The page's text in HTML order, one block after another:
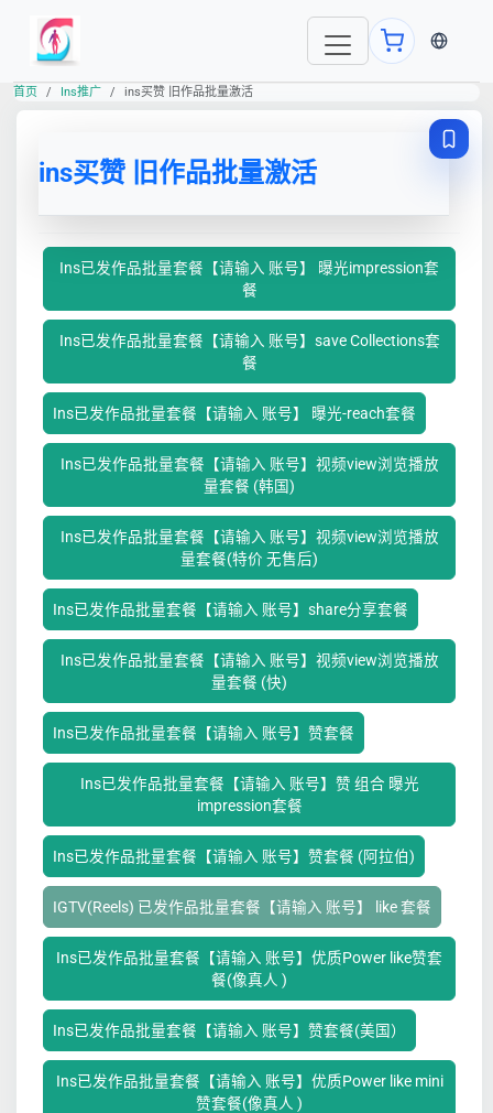
当前语
首页 Ins推广 ins买赞 旧作品批量激活
ins买赞 旧作品批量激活
Ins已发作品批量套餐【请输入 账号】 曝光impression套
餐
Ins已发作品批量套餐【请输入 账号】save Collections套
餐
Ins已发作品批量套餐【请输入 账号】 曝光-reach套餐
Ins已发作品批量套餐【请输入 账号】视频view浏览播放
量套餐 (韩国)
Ins已发作品批量套餐【请输入 账号】视频view浏览播放
量套餐(特价 无售后)
Ins已发作品批量套餐【请输入 账号】share分享套餐
Ins已发作品批量套餐【请输入 账号】视频view浏览播放
量套餐 (快)
Ins已发作品批量套餐【请输入 账号】赞套餐
Ins已发作品批量套餐【请输入 账号】赞 组合 曝光
impression套餐
Ins已发作品批量套餐【请输入 账号】赞套餐 (阿拉伯)
IGTV(Reels) 已发作品批量套餐【请输入 账号】 like 套餐
Ins已发作品批量套餐【请输入 账号】优质Power like赞套
餐(像真人 )
Ins已发作品批量套餐【请输入 账号】赞套餐(美国）
Ins已发作品批量套餐【请输入 账号】优质Power like mini
赞套餐(像真人 )